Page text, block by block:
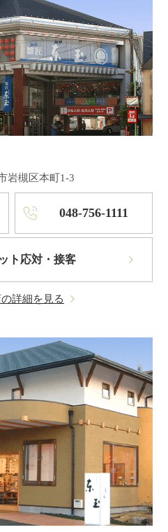
岩槻区本町1-3
048-756-1111
ト応対・接客
詳細を見る